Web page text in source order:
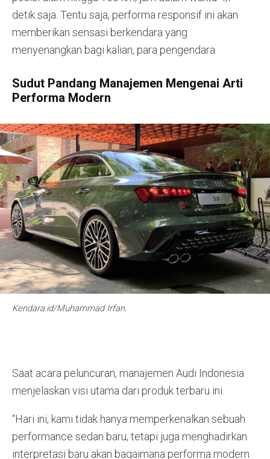
detik saja. Tentu saja, performa responsif ini akan
memberikan sensasi berkendara yang
menyenangkan bagi kalian, para pengendara.
Sudut Pandang Manajemen Mengenai Arti
Performa Modern
Kendara.id/Muhammad Irfan.
Saat acara peluncuran, manajemen Audi Indonesia
menjelaskan visi utama dari produk terbaru ini
“Hari ini, kami tidak hanya memperkenalkan sebuah
performance sedan baru, tetapi juga menghadirkan
interpretasi baru akan bagaimana performa modern